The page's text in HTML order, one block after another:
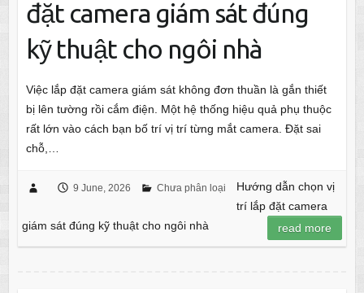
đặt camera giám sát đúng
kỹ thuật cho ngôi nhà
Việc lắp đặt camera giám sát không đơn thuần là gắn thiết
bị lên tường rồi cắm điện. Một hệ thống hiệu quả phụ thuộc
rất lớn vào cách bạn bố trí vị trí từng mắt camera. Đặt sai
chỗ,…
9 June, 2026 Chưa phân loại
Hướng dẫn chọn vị
trí lắp đặt camera
giám sát đúng kỹ thuật cho ngôi nhà
read more